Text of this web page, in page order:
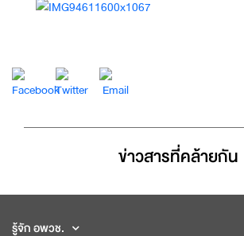
ข่าวสารที่่คล้ายกัน
รู้จัก อพวช.